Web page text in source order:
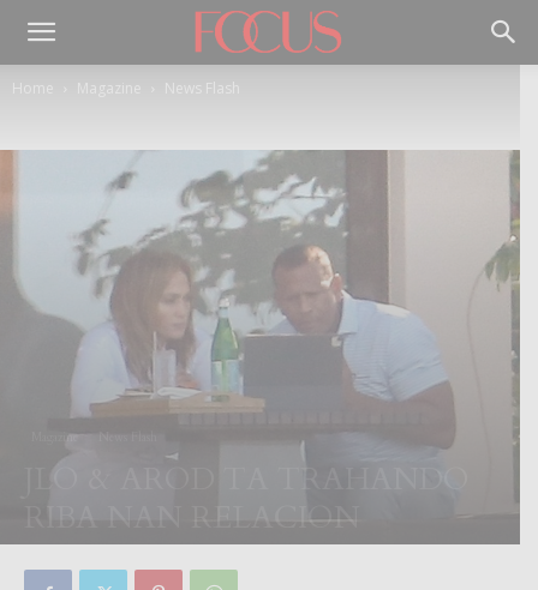
Home Magazine News Flash
Magazine
JLO & AROD TA TRAHANDO
RIBA NAN RELACION